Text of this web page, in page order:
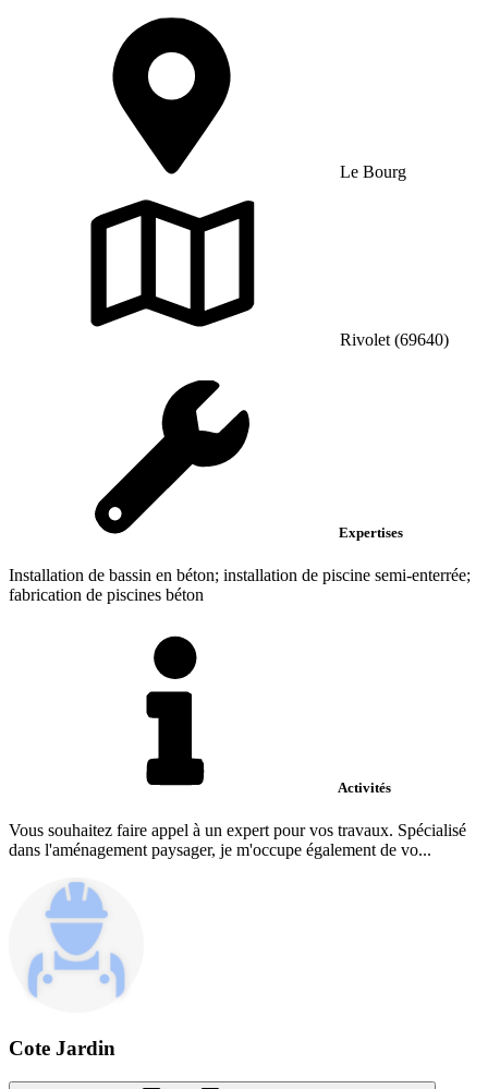
Le Bourg
Rivolet (69640)
Expertises
Installation de bassin en béton; installation de piscine semi-enterrée;
fabrication de piscines béton
Activités
Vous souhaitez faire appel à un expert pour vos travaux. Spécialisé
dans l'aménagement paysager, je m'occupe également de vo...
Cote Jardin